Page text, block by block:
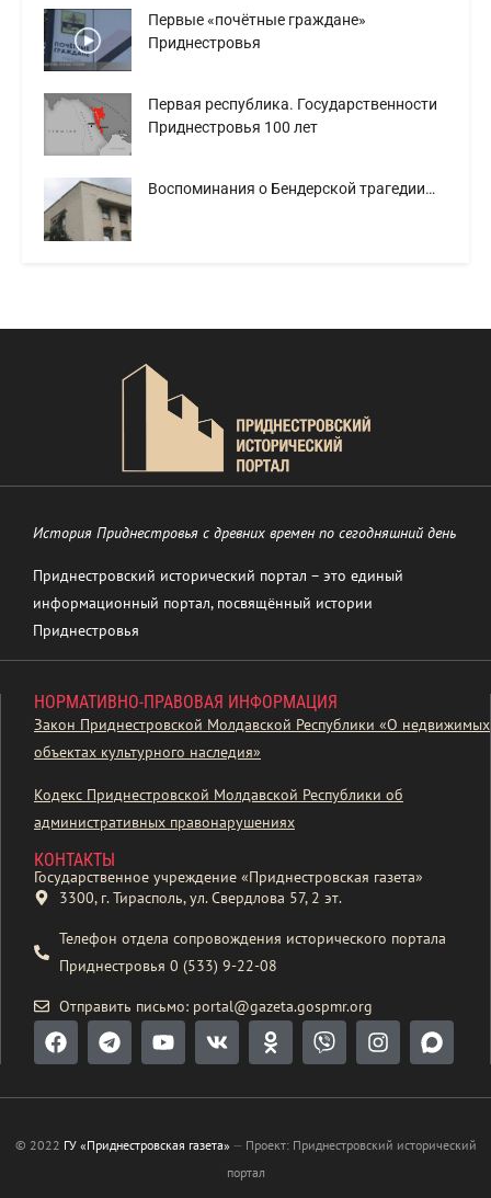
Первые «почётные граждане»
Приднестровья
Первая республика. Государственности
Приднестровья 100 лет
Воспоминания о Бендерской трагедии…
История Приднестровья с древних времен по сегодняшний день
Приднестровский исторический портал – это единый
информационный портал, посвящённый истории
Приднестровья
НОРМАТИВНО-ПРАВОВАЯ ИНФОРМАЦИЯ
Закон Приднестровской Молдавской Республики «О недвижимых
объектах культурного наследия»
Кодекс Приднестровской Молдавской Республики об
административных правонарушениях
КОНТАКТЫ
Государственное учреждение «Приднестровская газета»
3300, г. Тирасполь, ул. Свердлова 57, 2 эт.
Телефон отдела сопровождения исторического портала
Приднестровья 0 (533) 9-22-08
Отправить письмо: portal@gazeta.gospmr.org
© 2022 ГУ «Приднестровская газета» — Проект: Приднестровский исторический
портал